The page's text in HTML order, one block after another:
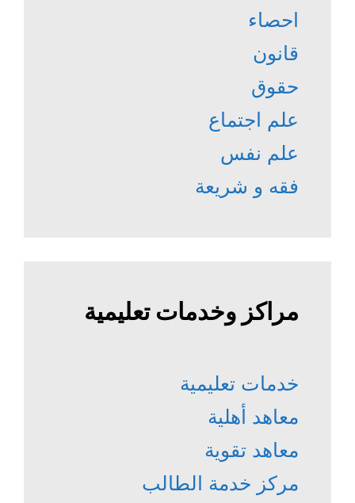
احصاء
قانون
حقوق
علم اجتماع
علم نفس
فقه و شريعة
مراكز وخدمات تعليمية
خدمات تعليمية
معاهد أهلية
معاهد تقوية
مركز خدمة الطالب